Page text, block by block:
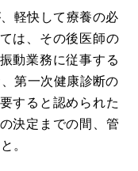
軽快して療養の必
は、その後医師の
動業務に従事する
第一次健康診断の
すると認められた
決定までの間、管
。